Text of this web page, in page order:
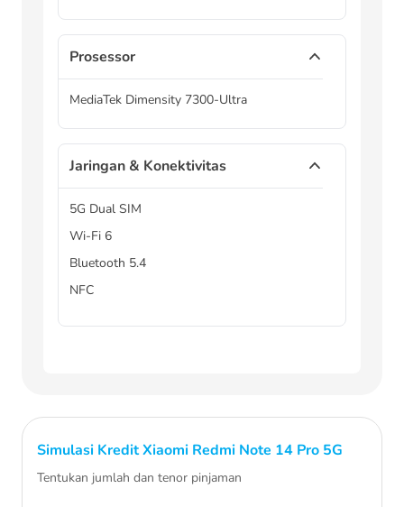
Prosessor
MediaTek Dimensity 7300-Ultra
Jaringan & Konektivitas
5G Dual SIM
Wi-Fi 6
Bluetooth 5.4
NFC
Simulasi KreditXiaomi Redmi Note 14 Pro 5G
Tentukan jumlah dan tenor pinjaman